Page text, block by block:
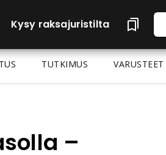
Kysy raksajuristilta
TUTKIMUS VARUSTEET
–